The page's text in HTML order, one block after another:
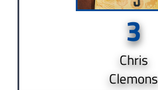
3
Chris
Clemons